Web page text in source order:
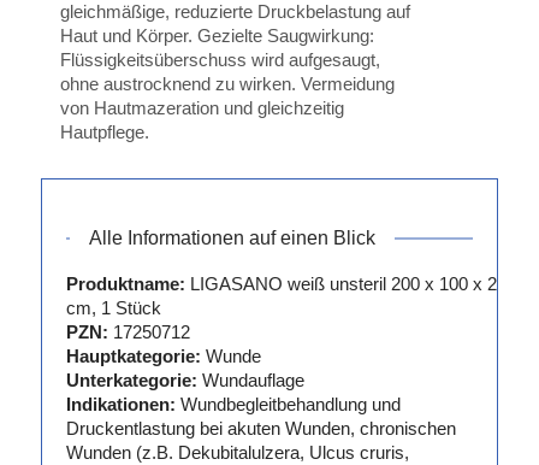
gleichmäßige, reduzierte Druckbelastung auf
Haut und Körper. Gezielte Saugwirkung:
Flüssigkeitsüberschuss wird aufgesaugt,
ohne austrocknend zu wirken. Vermeidung
von Hautmazeration und gleichzeitig
Hautpflege.
Alle Informationen auf einen Blick
Produktname: LIGASANO weiß unsteril 200 x 100 x 2
cm, 1 Stück
PZN: 17250712
Hauptkategorie: Wunde
Unterkategorie: Wundauflage
Indikationen: Wundbegleitbehandlung und
Druckentlastung bei akuten Wunden, chronischen
Wunden (z.B. Dekubitalulzera, Ulcus cruris,